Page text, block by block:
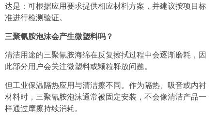
达是：可根据应用要求提供相应材料方案，并建议按项目标
准进行检测验证。
三聚氰胺泡沫会产生微塑料吗？
清洁用途的三聚氰胺海绵在反复擦拭过程中会逐渐磨耗，因
此部分用户会关注微塑料或颗粒释放问题。
但工业保温隔热应用与清洁擦不同。作为隔热、吸音或内衬
材料时，三聚氰胺泡沫通常被固定安装，不会像清洁产品一
样通过摩擦持续消耗。